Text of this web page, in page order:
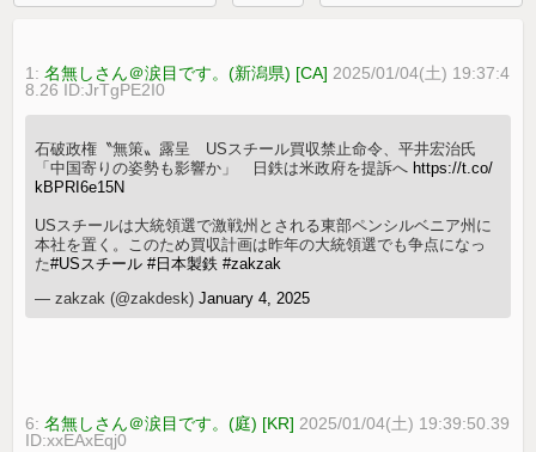
1:名無しさん＠涙目です。(新潟県) [CA] 2025/01/04(土) 19:37:4
8.26 ID:JrTgPE2I0
石破政権〝無策〟露呈 USスチール買収禁止命令、平井宏治氏
「中国寄りの姿勢も影響か」 日鉄は米政府を提訴へ https://t.co/
kBPRI6e15N
USスチールは大統領選で激戦州とされる東部ペンシルベニア州に
本社を置く。このため買収計画は昨年の大統領選でも争点になっ
た#USスチール #日本製鉄 #zakzak
— zakzak (@zakdesk)January 4, 2025
6:名無しさん＠涙目です。(庭) [KR] 2025/01/04(土) 19:39:50.39
ID:xxEAxEqj0